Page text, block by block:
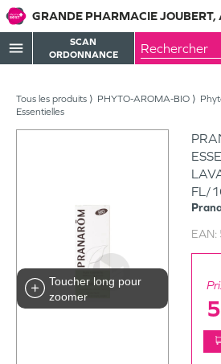
GRANDE PHARMACIE JOUBERT,
menu
SCAN
ORDONNANCE
Tous les produits PHYTO-AROMA-BIO
Essentielles
Toucher long pour
zoomer
FL/
EAN: